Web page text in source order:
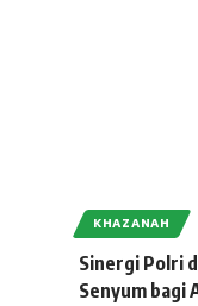
KHAZANAH
Sinergi Polri
Senyum bagi